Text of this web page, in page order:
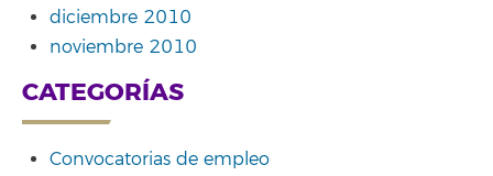
diciembre 2010
noviembre 2010
CATEGORÍAS
Convocatorias de empleo